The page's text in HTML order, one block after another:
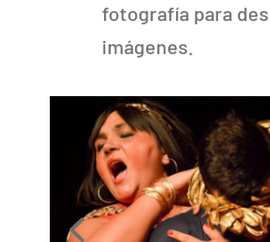
fotografía para
imágenes.